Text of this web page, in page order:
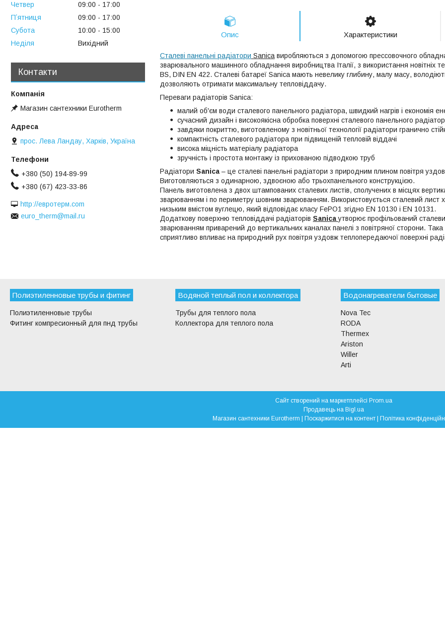
Опис Характеристики
Сталеві панельні радіатори Sanica виробляються з допомогою прессовочного
зварювального машинного обладнання виробництва Італії, з використання новітніх
BS, DIN EN 422. Сталеві батареї Sanica мають невелику глибину, малу масу,
дозволяють отримати максимальну тепловіддачу.
Переваги радіаторів Sanica:
малий об'єм води сталевого панельного радіатора, швидкий нагрів і економія
сучасний дизайн і високоякісна обробка поверхні сталевого панельного
завдяки покриттю, виготовленому з новітньої технології радіатори гранично
компактність сталевого радіатора при підвищеній тепловій віддачі
висока міцність матеріалу радіатора
зручність і простота монтажу із прихованою підводкою труб
Радіатори Sanica – це сталеві панельні радіатори з природним плином повітря
Виготовляються з одинарною, здвоєною або трьохпанельного конструкцією.
Панель виготовлена з двох штампованих сталевих листів, сполучених в місцях
зварюванням і по периметру шовним зварюванням. Використовується сталевий
низьким вмістом вуглецю, який відповідає класу FePO1 згідно EN 10130 і EN 10131.
Додаткову поверхню тепловіддачі радіаторів Sanicaутворює профільований
зварюванням приварений до вертикальних каналах панелі з повітряної сторони. Така
сприятливо впливає на природний рух повітря уздовж теплопередаючої поверхні
Четвер
09:00
17:00
Пʼятниця
09:00
17:00
Субота
10:00
15:00
Неділя
Вихідний
Контакти
Магазин сантехники Eurotherm
прос. Лева Ландау, Харків, Україна
+380 (50) 194-89-99
+380 (67) 423-33-86
http://евротерм.com
euro_therm@mail.ru
Полиэтиленновые трубы и фитинг
Полиэтиленновые трубы
Фитинг компресионный для пнд трубы
Водяной теплый пол и коллектора
Трубы для теплого пола
Коллектора для теплого пола
Водонагреватели бытовые
Nova Tec
RODA
Thermex
Ariston
Willer
Arti
Сайт створений на маркетплейсі Prom.ua
Продавець на Bigl.ua
Магазин сантехники Eurotherm | Поскаржитися на контент | Політика